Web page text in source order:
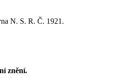
N. S. R. Č. 1921.
znění.